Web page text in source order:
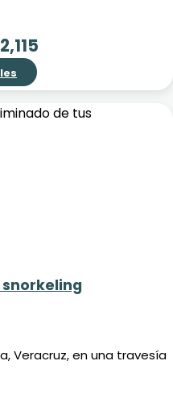
2,115
de tus
Veracruz, en una travesía